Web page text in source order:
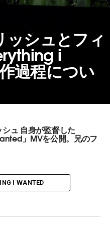
ッシュとフィ
i
過程につい
ュ 自身が監督した
」MVを公開。兄のフ
I WANTED